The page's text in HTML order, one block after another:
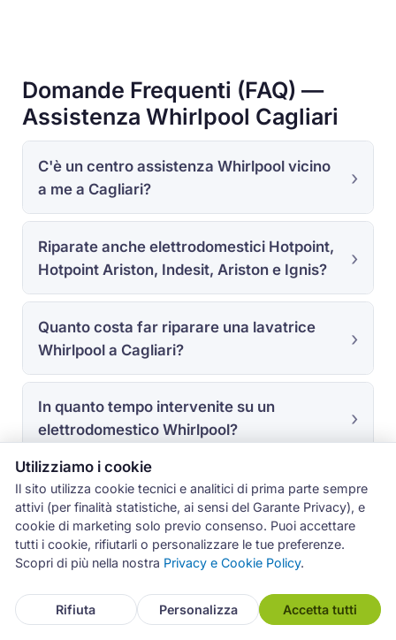
Domande Frequenti (FAQ) —
Assistenza Whirlpool Cagliari
C'è un centro assistenza Whirlpool vicino
a me a Cagliari?
Riparate anche elettrodomestici Hotpoint,
Hotpoint Ariston, Indesit, Ariston e Ignis?
Quanto costa far riparare una lavatrice
Whirlpool a Cagliari?
In quanto tempo intervenite su un
elettrodomestico Whirlpool?
Riparate anche elettrodomestici Whirlpool
in garanzia?
Intervenite anche a Selargius, Assemini e
negli altri comuni della provincia di
Cagliari?
Utilizziamo i cookie
Il sito utilizza cookie tecnici e analitici di prima parte sempre
attivi (per finalità statistiche, ai sensi del Garante Privacy), e
cookie di marketing solo previo consenso. Puoi accettare
tutti i cookie, rifiutarli o personalizzare le tue preferenze.
Scopri di più nella nostra Privacy e Cookie Policy.
Rifiuta Personalizza Accetta tutti